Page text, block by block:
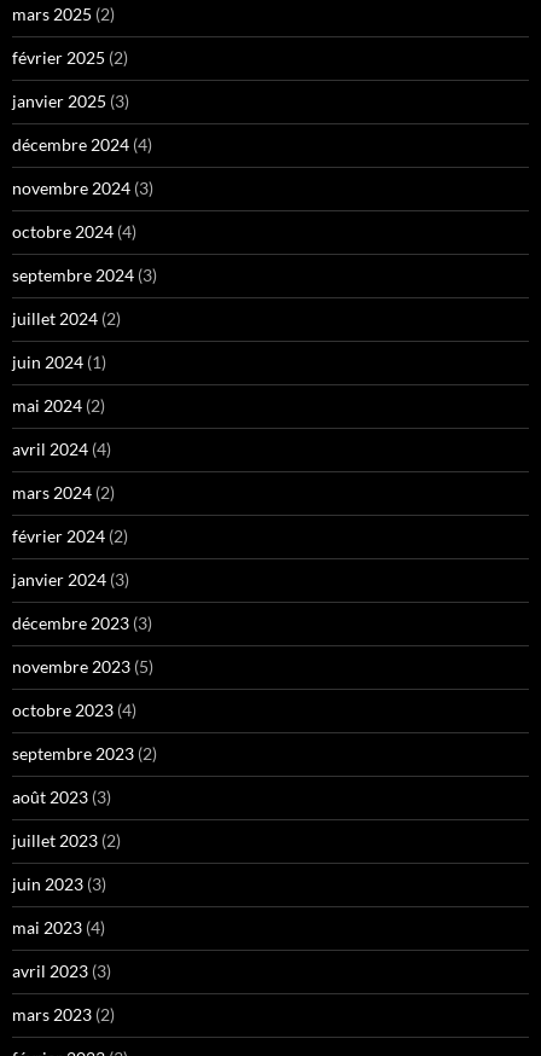
mars 2025 (2)
février 2025 (2)
janvier 2025 (3)
décembre 2024 (4)
novembre 2024 (3)
octobre 2024 (4)
septembre 2024 (3)
juillet 2024 (2)
juin 2024 (1)
mai 2024 (2)
avril 2024 (4)
mars 2024 (2)
février 2024 (2)
janvier 2024 (3)
décembre 2023 (3)
novembre 2023 (5)
octobre 2023 (4)
septembre 2023 (2)
août 2023 (3)
juillet 2023 (2)
juin 2023 (3)
mai 2023 (4)
avril 2023 (3)
mars 2023 (2)